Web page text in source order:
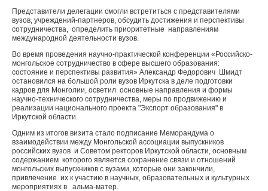
Представители делегации смогли встретиться с представителями
вузов, учреждений-партнеров, обсудить достижения и перспективы
сотрудничества, определить приоритетные направлениям
международной деятельности вузов.
Во время проведения научно-практической конференции «Российско-
монгольское сотрудничество в сфере высшего образования:
состояние и перспективы развития» Александр Федорович Шмидт
остановился на большой роли вузов Иркутска в деле подготовки
кадров для Монголии, осветил основные направления и формы
научно-технического сотрудничества, меры по продвижению и
реализации национального проекта "Экспорт образования" в
Иркутской области.
Одним из итогов визита стало подписание Меморандума о
взаимодействии между Монгольской ассоциации выпускников
российских вузов и Советом ректоров Иркутской области, основным
содержанием которого является сохранение связи и отношений
монгольских выпускников с вузами, которые они закончили,
привлечение их к участию в научных, образовательных и культурных
мероприятиях в альма-матер.